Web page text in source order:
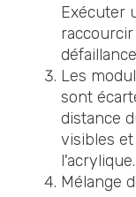
Exécuter
Les
sont
distance
visibles
l'acrylique.
Mélange